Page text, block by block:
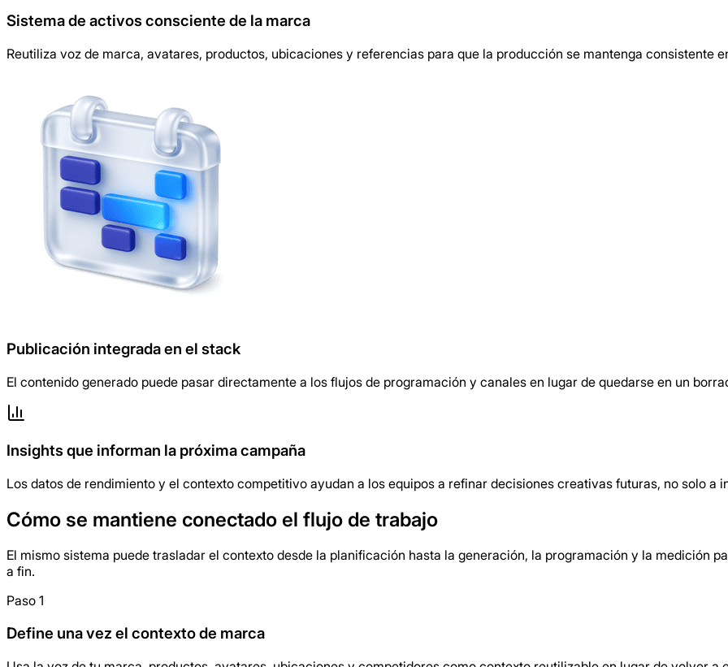
Sistema de activos consciente de la marca
Reutiliza voz de marca, avatares, productos, ubicaciones y referencias para que la producción se mantenga consistente
Publicación integrada en el stack
El contenido generado puede pasar directamente a los flujos de programación y canales en lugar de quedarse en un
Insights que informan la próxima campaña
Los datos de rendimiento y el contexto competitivo ayudan a los equipos a refinar decisiones creativas futuras, no solo a
Cómo se mantiene conectado el flujo de trabajo
El mismo sistema puede trasladar el contexto desde la planificación hasta la generación, la programación y la medición
a fin.
Paso 1
Define una vez el contexto de marca